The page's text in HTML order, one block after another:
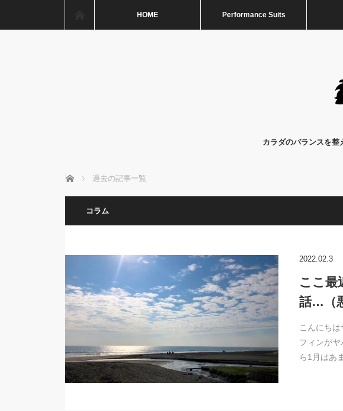
HOME Performance Suits
カラダのバランスを
ホーム 過去の記事一覧
コラム
2022.02.3
ここ最
話…（
こんにち
フィンが
ら1月はあ